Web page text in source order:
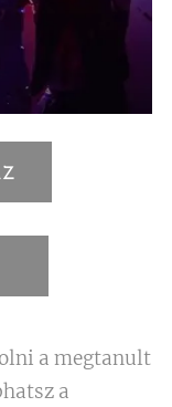
a megtanult
a